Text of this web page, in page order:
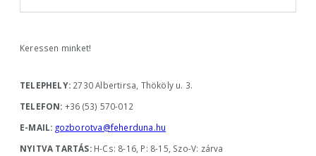
Keressen minket!
TELEPHELY: 2730 Albertirsa, Thököly u. 3.
TELEFON: +36 (53) 570-012
E-MAIL: gozborotva@feherduna.hu
NYITVA TARTÁS: H-Cs: 8-16, P: 8-15, Szo-V: zárva